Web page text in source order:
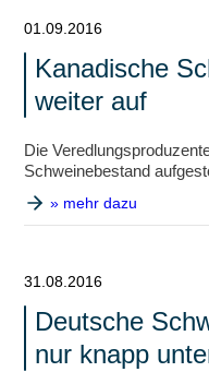
01.09.2016
Kanadische
weiter auf
Die
Schweinebestand
» mehr dazu
31.08.2016
Deutsche
nur knapp